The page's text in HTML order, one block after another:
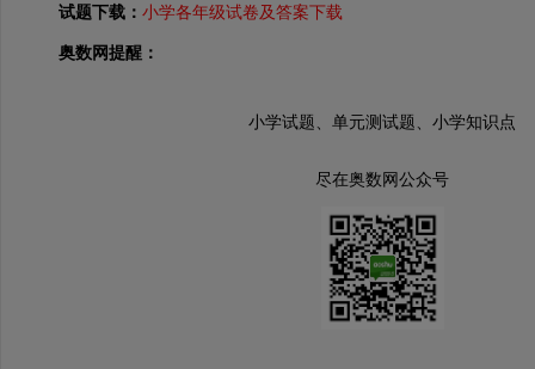
试题下载： 小学各年级试卷及答案下载
奥数网提醒：
小学试题、单元测试题、小学知识点
尽在奥数网公众号